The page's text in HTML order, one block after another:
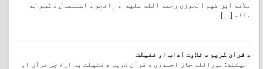
علامه ابن قیم الجوزی رحمة الله علیه د رانجو د استعمال د ګټو په
هکله […]
د قرآن کریم د تلاوت آداب او فضیلت
لیکنه: نورالله خان احمدزی د قرآن کريم د فضيلت په اړه چې قرآن او